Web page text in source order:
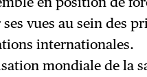
vues au sein des
internationales.
mondiale de la